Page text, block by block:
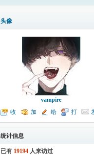
头像
vampire
收
听TA
加
为好友
给
我留言
打
个招呼 送
统计信息
已有 19194 人来访过